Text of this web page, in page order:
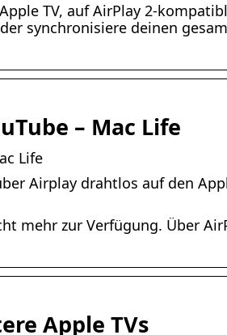
TV, auf AirPlay 2-
synchronisiere deinen
– Mac Life
Life
Airplay drahtlos auf den
mehr zur Verfügung. Über
Apple TVs